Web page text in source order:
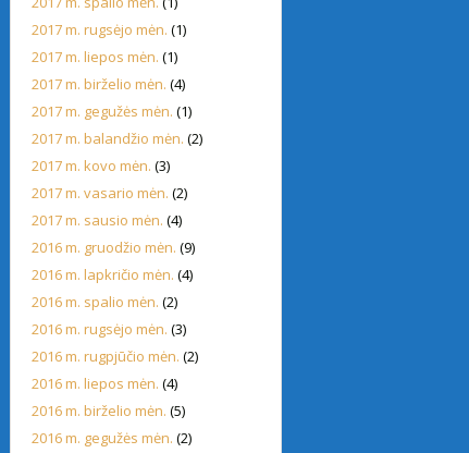
2017 m. rugsėjo mėn. (1)
2017 m. liepos mėn. (1)
2017 m. birželio mėn. (4)
2017 m. gegužės mėn. (1)
2017 m. balandžio mėn. (2)
2017 m. kovo mėn. (3)
2017 m. vasario mėn. (2)
2017 m. sausio mėn. (4)
2016 m. gruodžio mėn. (9)
2016 m. lapkričio mėn. (4)
2016 m. spalio mėn. (2)
2016 m. rugsėjo mėn. (3)
2016 m. rugpjūčio mėn. (2)
2016 m. liepos mėn. (4)
2016 m. birželio mėn. (5)
2016 m. gegužės mėn. (2)